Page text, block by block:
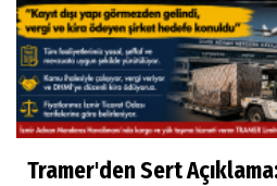
Tramer'den Sert